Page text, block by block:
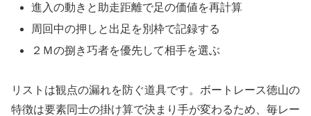
進入の動きと助走距離で足の価値を再計算
周回中の押しと出足を別枠で記録する
２Ｍの捌き巧者を優先して相手を選ぶ
リストは観点の漏れを防ぐ道具です。ボートレース徳山の
特徴は要素同士の掛け算で決まり手が変わるため、毎レー